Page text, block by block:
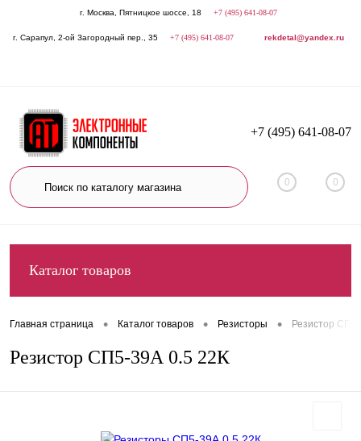
г. Москва, Пятницкое шоссе, 18 +7 (495) 641-08-07
г. Сарапул, 2-ой Загородный пер., 35 +7 (495) 641-08-07 rekdetal@yandex.ru
+7 (495) 641-08-07
0 0
Каталог товаров
Главная страница • Каталог товаров • Резисторы • Резистор
Резистор СП5-39А 0.5 22К